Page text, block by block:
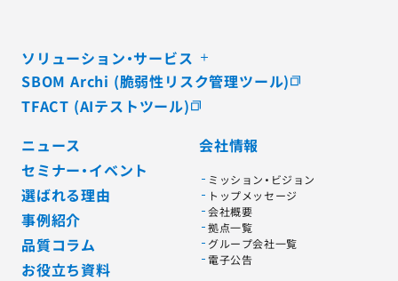
ソリューション・サービス
SBOM Archi (脆弱性リスク管理ツール)
TFACT (AIテストツール)
ニュース
セミナー・イベント
選ばれる理由
事例紹介
品質コラム
お役立ち資料
会社情報
ミッション・ビジョン
トップメッセージ
会社概要
拠点一覧
グループ会社一覧
電子公告